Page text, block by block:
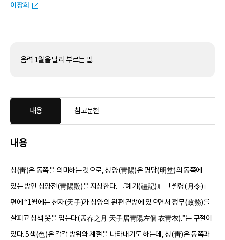
이창희
음력 1월을 달리 부르는 말.
내용 참고문헌
내용
청(靑)은 동쪽을 의미하는 것으로, 청양(靑陽)은 명당(明堂)의 동쪽에
있는 방인 청양전(靑陽殿)을 지칭한다. 『예기(禮記)』 「월령(月令)」
편에 “1월에는 천자(天子)가 청양의 왼편 곁방에 있으면서 정무(政務)를
살피고 청색 옷을 입는다(孟春之月 天子居靑陽左個 衣靑衣).”는 구절이
있다. 5색(色)은 각각 방위와 계절을 나타내기도 하는데, 청(靑)은 동쪽과